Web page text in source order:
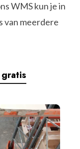
WMS kun je in
van meerdere